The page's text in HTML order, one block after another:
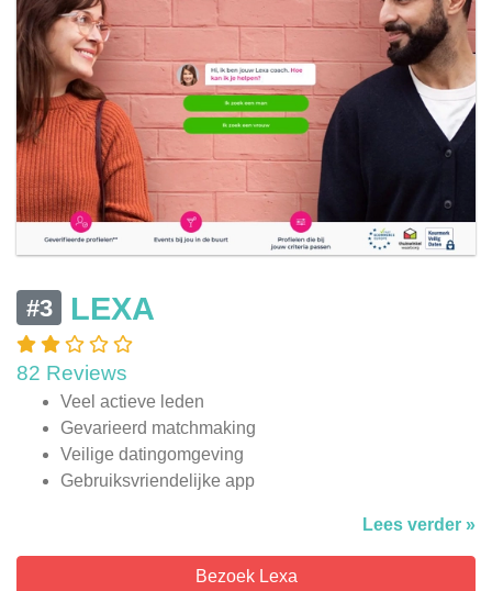
#3 LEXA
82 Reviews
Veel actieve leden
Gevarieerd matchmaking
Veilige datingomgeving
Gebruiksvriendelijke app
Lees verder »
Bezoek Lexa